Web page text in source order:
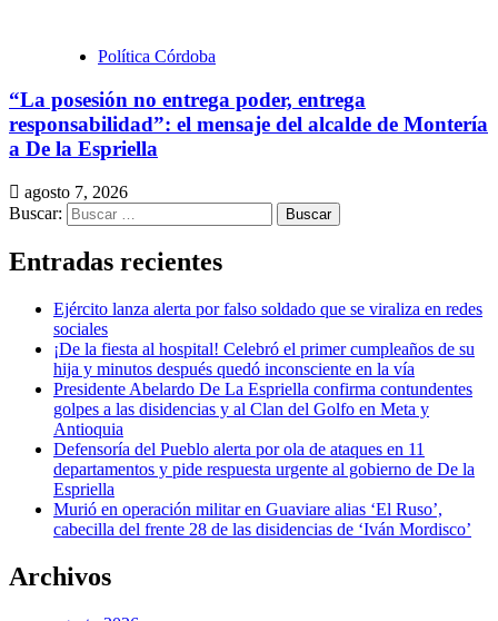
Política Córdoba
“La posesión no entrega poder, entrega
responsabilidad”: el mensaje del alcalde de Montería
a De la Espriella
agosto 7, 2026
Buscar:
Entradas recientes
Ejército lanza alerta por falso soldado que se viraliza en redes
sociales
¡De la fiesta al hospital! Celebró el primer cumpleaños de su
hija y minutos después quedó inconsciente en la vía
Presidente Abelardo De La Espriella confirma contundentes
golpes a las disidencias y al Clan del Golfo en Meta y
Antioquia
Defensoría del Pueblo alerta por ola de ataques en 11
departamentos y pide respuesta urgente al gobierno de De la
Espriella
Murió en operación militar en Guaviare alias ‘El Ruso’,
cabecilla del frente 28 de las disidencias de ‘Iván Mordisco’
Archivos